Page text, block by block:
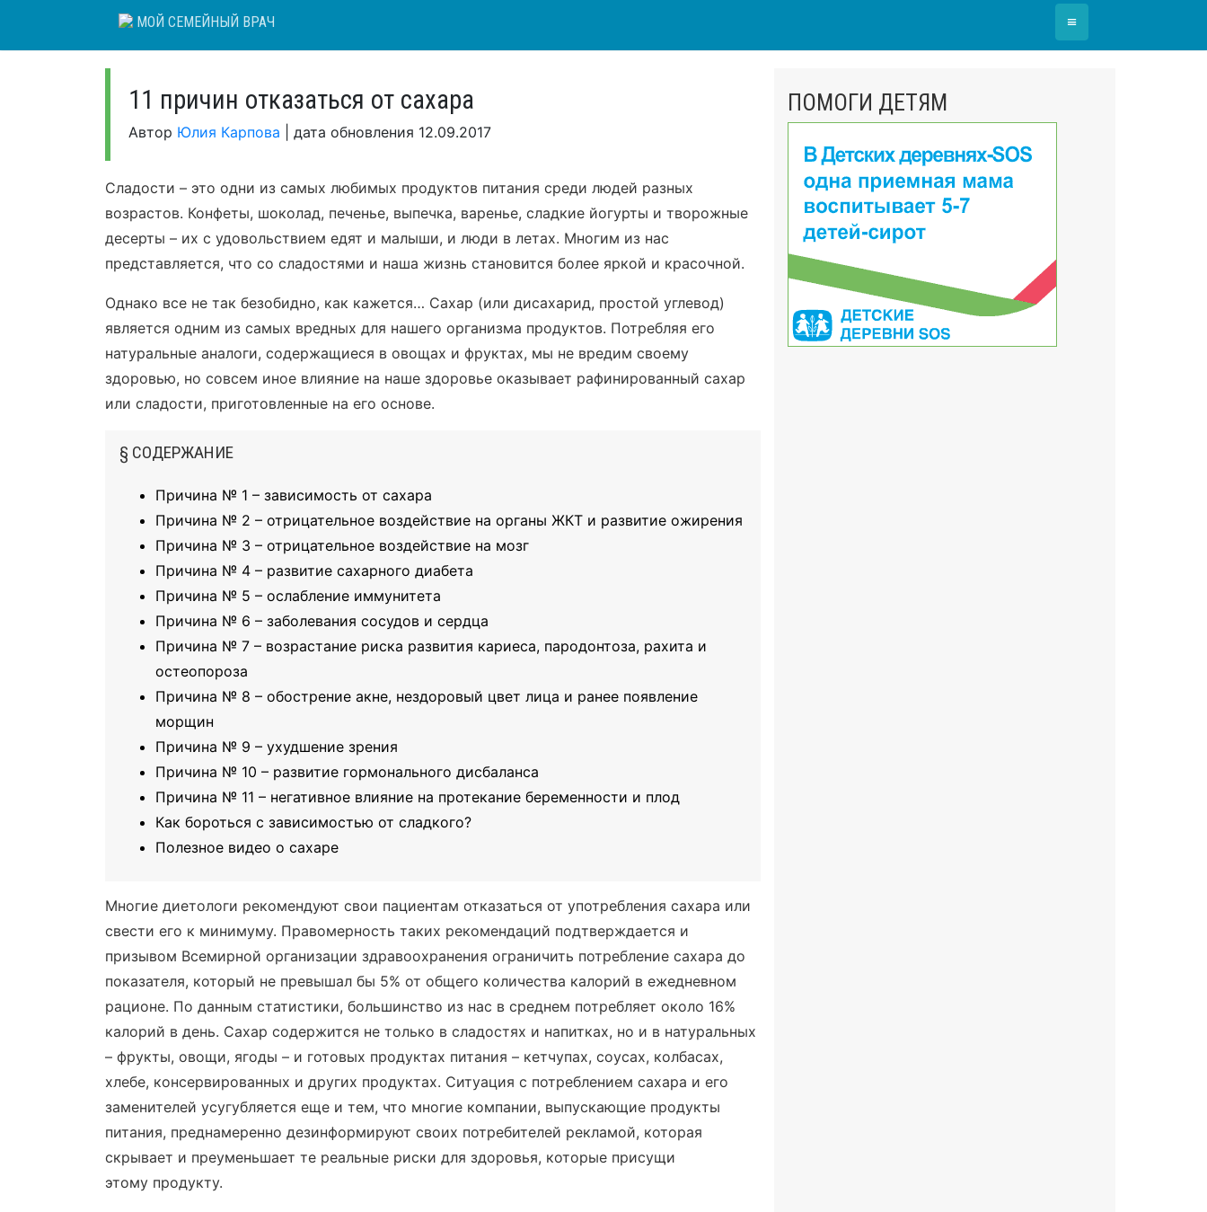
content
МОЙ СЕМЕЙНЫЙ ВРАЧ ≡
11 причин отказаться от сахара
Автор Юлия Карпова дата обновления 12.09.2017
Сладости – это одни из самых любимых продуктов питания среди людей разных
возрастов. Конфеты, шоколад, печенье, выпечка, варенье, сладкие йогурты и творожные
десерты – их с удовольствием едят и малыши, и люди в летах. Многим из нас
представляется, что со сладостями и наша жизнь становится более яркой и красочной.
Однако все не так безобидно, как кажется… Сахар (или дисахарид, простой углевод)
является одним из самых вредных для нашего организма продуктов. Потребляя его
натуральные аналоги, содержащиеся в овощах и фруктах, мы не вредим своему
здоровью, но совсем иное влияние на наше здоровье оказывает рафинированный сахар
или сладости, приготовленные на его основе.
§ СОДЕРЖАНИЕ
Причина № 1 – зависимость от сахара
Причина № 2 – отрицательное воздействие на органы ЖКТ и развитие ожирения
Причина № 3 – отрицательное воздействие на мозг
Причина № 4 – развитие сахарного диабета
Причина № 5 – ослабление иммунитета
Причина № 6 – заболевания сосудов и сердца
Причина № 7 – возрастание риска развития кариеса, пародонтоза, рахита и
остеопороза
Причина № 8 – обострение акне, нездоровый цвет лица и ранее появление
морщин
Причина № 9 – ухудшение зрения
Причина № 10 – развитие гормонального дисбаланса
Причина № 11 – негативное влияние на протекание беременности и плод
Как бороться с зависимостью от сладкого?
Полезное видео о сахаре
Многие диетологи рекомендуют свои пациентам отказаться от употребления сахара или
свести его к минимуму. Правомерность таких рекомендаций подтверждается и
призывом Всемирной организации здравоохранения ограничить потребление сахара до
показателя, который не превышал бы 5% от общего количества калорий в ежедневном
рационе. По данным статистики, большинство из нас в среднем потребляет около 16%
калорий в день. Сахар содержится не только в сладостях и напитках, но и в натуральных
– фрукты, овощи, ягоды – и готовых продуктах питания – кетчупах, соусах, колбасах,
хлебе, консервированных и других продуктах. Ситуация с потреблением сахара и его
заменителей усугубляется еще и тем, что многие компании, выпускающие продукты
питания, преднамеренно дезинформируют своих потребителей рекламой, которая
скрывает и преуменьшает те реальные риски для здоровья, которые присущи
этому продукту.
ПОМОГИ ДЕТЯМ